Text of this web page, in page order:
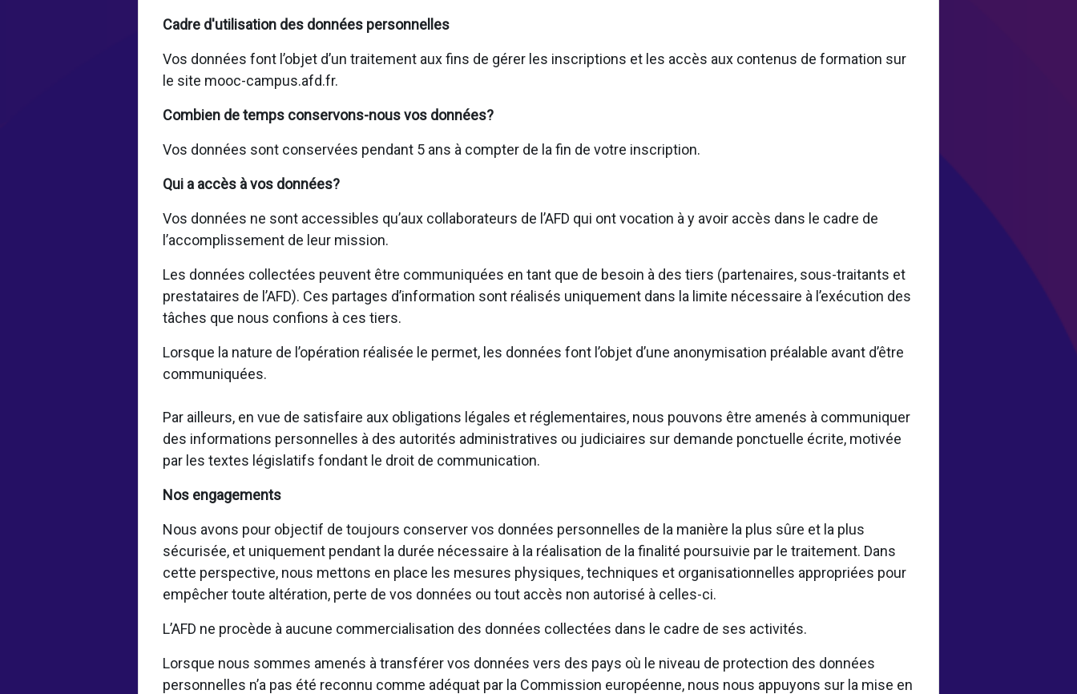
Cadre d'utilisation des données personnelles
Vos données font l’objet d’un traitement aux fins de gérer les inscriptions et les accès aux contenus de formation sur
le site mooc-campus.afd.fr.
Combien de temps conservons-nous vos données?
Vos données sont conservées pendant 5 ans à compter de la fin de votre inscription.
Qui a accès à vos données?
Vos données ne sont accessibles qu’aux collaborateurs de l’AFD qui ont vocation à y avoir accès dans le cadre de
l’accomplissement de leur mission.
Les données collectées peuvent être communiquées en tant que de besoin à des tiers (partenaires, sous-traitants et
prestataires de l’AFD). Ces partages d’information sont réalisés uniquement dans la limite nécessaire à l’exécution des
tâches que nous confions à ces tiers.
Lorsque la nature de l’opération réalisée le permet, les données font l’objet d’une anonymisation préalable avant d’être
communiquées.
Par ailleurs, en vue de satisfaire aux obligations légales et réglementaires, nous pouvons être amenés à communiquer
des informations personnelles à des autorités administratives ou judiciaires sur demande ponctuelle écrite, motivée
par les textes législatifs fondant le droit de communication.
Nos engagements
Nous avons pour objectif de toujours conserver vos données personnelles de la manière la plus sûre et la plus
sécurisée, et uniquement pendant la durée nécessaire à la réalisation de la finalité poursuivie par le traitement. Dans
cette perspective, nous mettons en place les mesures physiques, techniques et organisationnelles appropriées pour
empêcher toute altération, perte de vos données ou tout accès non autorisé à celles-ci.
L’AFD ne procède à aucune commercialisation des données collectées dans le cadre de ses activités.
Lorsque nous sommes amenés à transférer vos données vers des pays où le niveau de protection des données
personnelles n’a pas été reconnu comme adéquat par la Commission européenne, nous nous appuyons sur la mise en